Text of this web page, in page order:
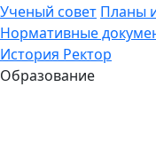
Ученый совет Планы
Нормативные
История Ректор
Образование